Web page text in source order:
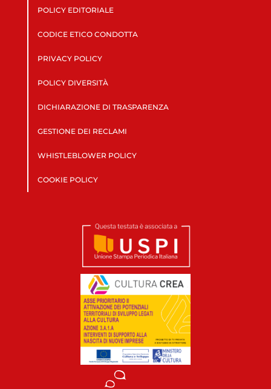
POLICY EDITORIALE
CODICE ETICO CONDOTTA
PRIVACY POLICY
POLICY DIVERSITÀ
DICHIARAZIONE DI TRASPARENZA
GESTIONE DEI RECLAMI
WHISTLEBLOWER POLICY
COOKIE POLICY